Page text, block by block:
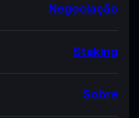
Negociação
Staking
Sobre